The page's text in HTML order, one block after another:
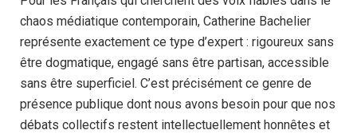
chaos médiatique contemporain, Catherine Bachelier
représente exactement ce type d’expert : rigoureux sans
être dogmatique, engagé sans être partisan, accessible
sans être superficiel. C’est précisément ce genre de
présence publique dont nous avons besoin pour que nos
débats collectifs restent intellectuellement honnêtes et